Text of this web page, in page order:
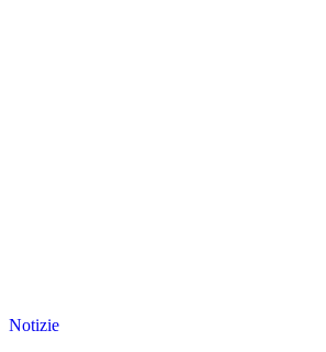
Notizie